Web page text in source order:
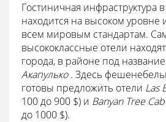
Гостиничная инфраструктура
находится на высоком уровне
всем мировым стандартам.
высококлассные отели
города, в районе под
Акапулько. Здесь
готовы предложить отели Las
100 до 900 $) и Banyan Tree
до 1000 $).